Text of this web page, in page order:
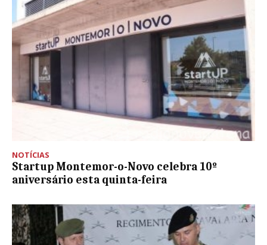
NOTÍCIAS
Startup Montemor-o-Novo celebra 10º
aniversário esta quinta-feira